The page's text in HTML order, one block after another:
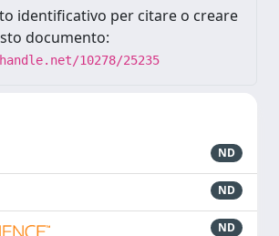
identificativo per citare o creare
documento:
10278/25235
ND
ND
ND